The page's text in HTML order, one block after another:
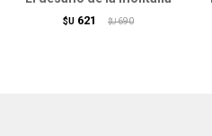
$U 621 $U 690